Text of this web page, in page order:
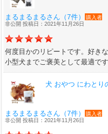
まるまるまるさん（7件）
購入者
非公開 投稿日：2021年11月26日
何度目かのリピートです。好き
小型犬までご褒美として最適です
犬 おやつ にわとり
まるまるまるさん（7件）
購入者
非公開 投稿日：2021年11月26日